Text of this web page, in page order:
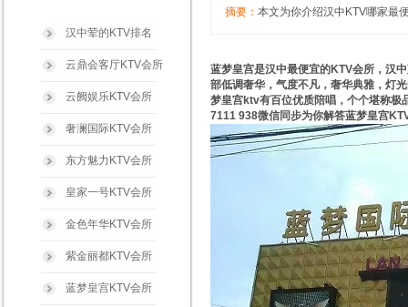
摘要： 本文为你介绍汉中KTV哪家最
蓝梦皇宫是汉中最便宜的KTV会所，汉
部低调奢华，气度不凡，奢华典雅，灯
梦皇宫ktv有百位优质陪唱，个个堪称极
7111 938微信同步为你解答蓝梦皇宫
汉中荤的KTV排名
云鼎会客厅KTV会所
云阙娱乐KTV会所
奢澜国际KTV会所
东方魅力KTV会所
皇家一号KTV会所
金色年华KTV会所
紫金丽都KTV会所
蓝梦皇宫KTV会所